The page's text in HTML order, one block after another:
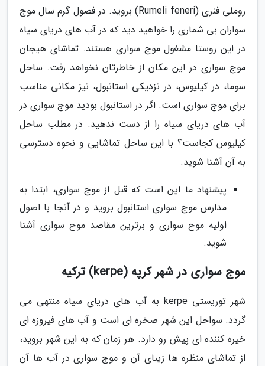
روملی فنری (Rumeli feneri) بروید. در فصول گرم سال موج
سواران بی شماری را خواهید دید که در آب های دریای سیاه
در این روستا مشغول موج سواری هستند. تماشای هیجان
موج سواری در این مکان از خاطرتان نخواهد رفت. ساحل
سوما، در کیلیوس، در نزدیکی استانبول، نیز مکانی مناسب
برای موج سواری است. اگر در استانبول بودید موج سواری در
آب های دریای سیاه را از دست ندهید. در مطلب ساحل
کیلیوس کجاست؟ با این ساحل تماشایی و نحوه دسترسی
به آن آشنا شوید.
پیشنهاد ما این است که قبل از موج سواری، ابتدا به
مدارس موج سواری استانبول بروید و در آنجا با اصول
اولیه موج سواری و برترین مقاصد موج سواری آشنا
شوید.
موج سواری در شهر کرپه (kerpe) ترکیه
شهر توریستی kerpe به آب های دریای سیاه منتهی می
گردد. سواحل این شهر صخره ای است و آب های فیروزه ای
خیره کننده ای پیش رو دارد. هر زمان که به این شهر بروید،
از تماشای منظره ها زیبای آن و موج سواری در آب ها آن